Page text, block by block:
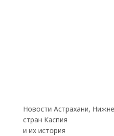
Новости Астрахани,
стран Каспия
и их история